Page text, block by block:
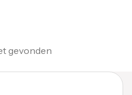
gevonden